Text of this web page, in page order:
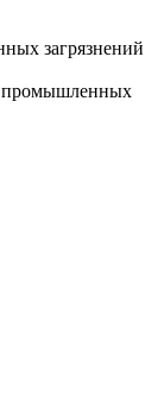
загрязнений
промышленных